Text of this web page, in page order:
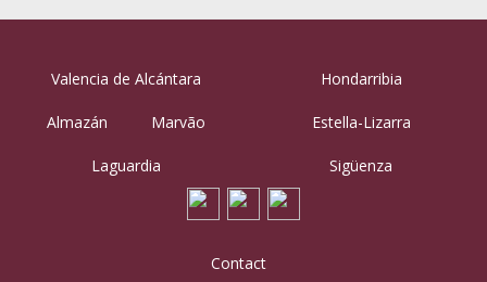
Valencia de Alcántara
Almazán Marvão
Laguardia
Hondarribia
Estella-Lizarra
Sigüenza
Contact